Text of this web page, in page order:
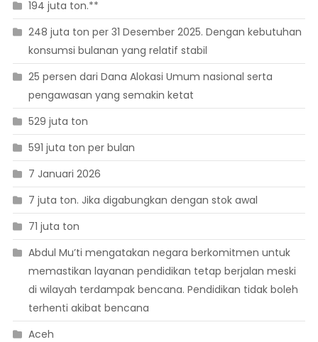
194 juta ton.**
248 juta ton per 31 Desember 2025. Dengan kebutuhan
konsumsi bulanan yang relatif stabil
25 persen dari Dana Alokasi Umum nasional serta
pengawasan yang semakin ketat
529 juta ton
591 juta ton per bulan
7 Januari 2026
7 juta ton. Jika digabungkan dengan stok awal
71 juta ton
Abdul Mu’ti mengatakan negara berkomitmen untuk
memastikan layanan pendidikan tetap berjalan meski
di wilayah terdampak bencana. Pendidikan tidak boleh
terhenti akibat bencana
Aceh